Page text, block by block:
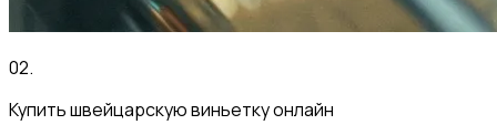
02.
Купить швейцарскую виньетку онлайн